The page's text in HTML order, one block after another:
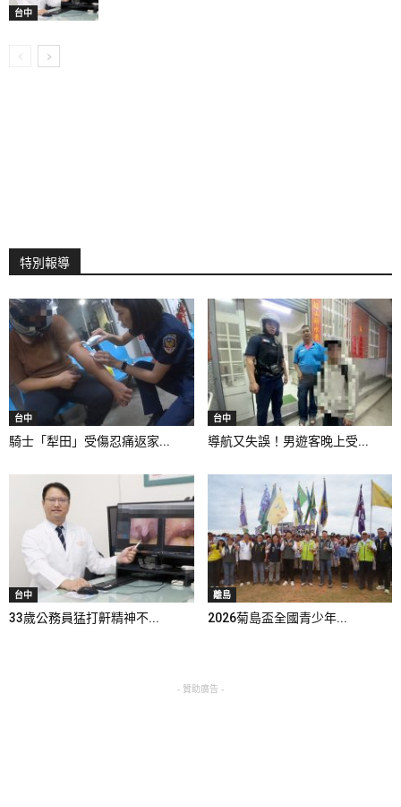
台中
特別報導
台中
騎士「犁田」受傷忍痛返家...
台中
導航又失誤！男遊客晚上受...
台中
33歲公務員猛打鼾精神不...
離島
2026菊島盃全國青少年...
- 贊助廣告 -